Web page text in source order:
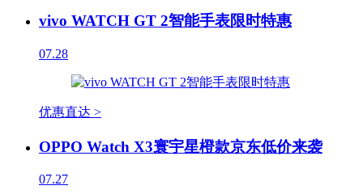
vivo WATCH GT 2智能手表限时特惠
07.28
优惠直达 >
OPPO Watch X3寰宇星橙款京东低价来袭
07.27